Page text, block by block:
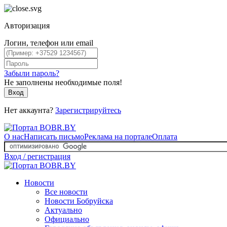
Авторизация
Логин, телефон или email
Забыли пароль?
Не заполнены необходимые поля!
Вход
Нет аккаунта? Зарегистрируйтесь
О насНаписать письмоРеклама на порталеОплата
Вход / регистрация
Новости
Все новости
Новости Бобруйска
Актуально
Официально